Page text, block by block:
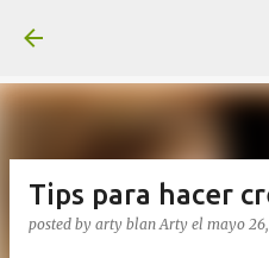
Tips para hacer
posted by arty blanArty el mayo